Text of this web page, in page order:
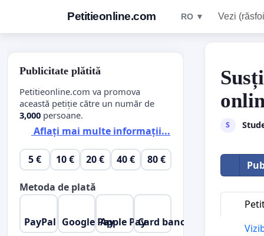
Petitieonline.com RO ▼ Vezi
S
Publicitate plătită
Petitieonline.com va promova
această petiție către un număr de
3,000 persoane.
Aflați mai multe informații...
5 € 10 € 20 € 40 € 80 €
Metoda de plată
PayPal Google PayApple PayCard bancar